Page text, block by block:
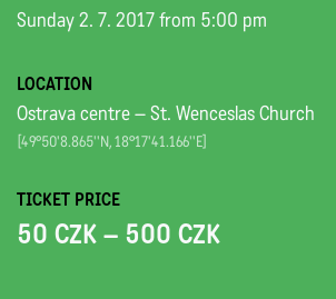
Sunday 2. 7. 2017 from 5:00 pm
LOCATION
Ostrava centre – St. Wenceslas Church
[49°50'8.865''N, 18°17'41.166''E]
TICKET PRICE
50 CZK – 500 CZK